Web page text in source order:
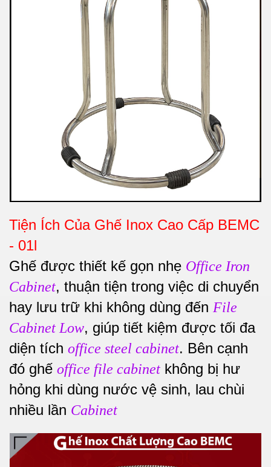
Tiện Ích Của Ghế Inox Cao Cấp BEMC
- 01l
Ghế được thiết kế gọn nhẹ Office Iron
Cabinet, thuận tiện trong việc di chuyển
hay lưu trữ khi không dùng đến File
Cabinet Low, giúp tiết kiệm được tối đa
diện tích office steel cabinet. Bên cạnh
đó ghế office file cabinet không bị hư
hỏng khi dùng nước vệ sinh, lau chùi
nhiều lần Cabinet